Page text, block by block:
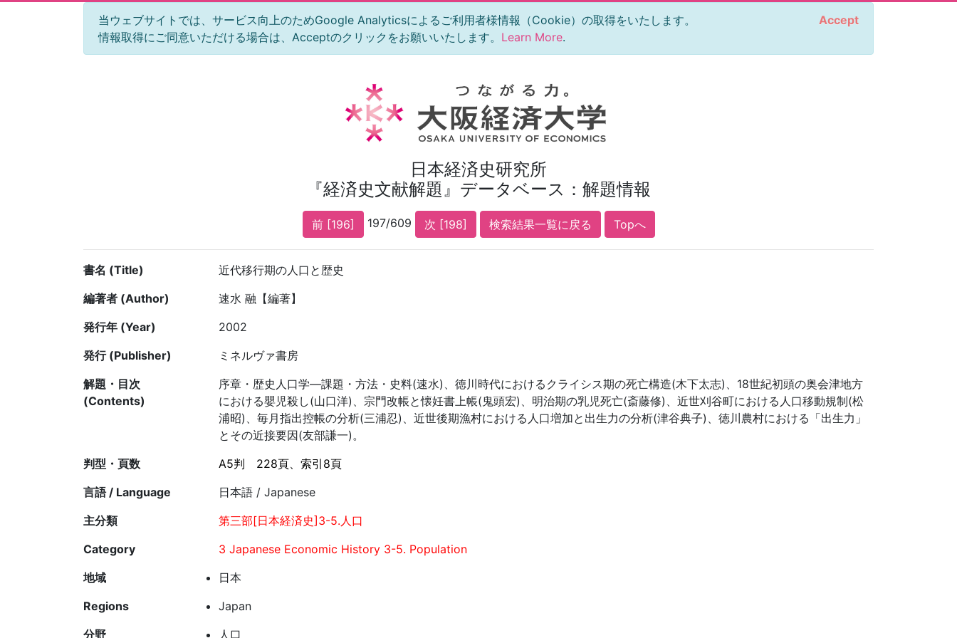
当ウェブサイトでは、サービス向上のためGoogle Analyticsによるご利用者様情報（Cookie）の取得をいたします。
情報取得にご同意いただける場合は、Acceptのクリックをお願いいたします。 Learn More.
Accept
日本経済史研究所
『経済史文献解題』データベース：解題情報
前 [196] 197/609 次 [198] 検索結果一覧に戻る Topへ
書名 (Title)
近代移行期の人口と歴史
編著者 (Author)
速水 融【編著】
発行年 (Year)
2002
発行 (Publisher)
ミネルヴァ書房
解題・目次
(Contents)
序章・歴史人口学—課題・方法・史料(速水)、徳川時代におけるクライシス期の死亡構造(木下太志)、18世紀初頭の奥会津地方
における嬰児殺し(山口洋)、宗門改帳と懐妊書上帳(鬼頭宏)、明治期の乳児死亡(斎藤修)、近世刈谷町における人口移動規制(松
浦昭)、毎月指出控帳の分析(三浦忍)、近世後期漁村における人口増加と出生力の分析(津谷典子)、徳川農村における「出生力」
とその近接要因(友部謙一)。
判型・頁数
A5判
228頁、索引8頁
言語 / Language
日本語 / Japanese
主分類
第三部[日本経済史]3-5.人口
Category
3 Japanese Economic History 3-5. Population
地域
日本
Regions
Japan
分野
人口